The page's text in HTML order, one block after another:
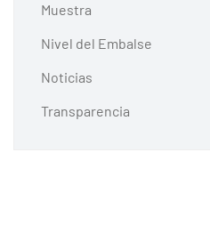
Muestra
Nivel del Embalse
Noticias
Transparencia